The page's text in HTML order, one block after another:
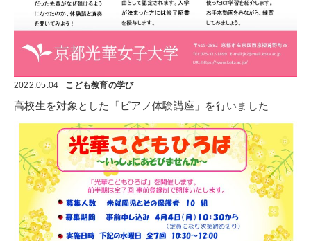
2022.05.04 こども教育の学び
高校生を対象とした「ピアノ体験講座」を行いました